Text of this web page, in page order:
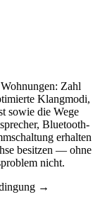
Zahl
Klangmodi,
sowie die Wege
Bluetooth-
erhalten
besitzen — ohne
nicht.
→